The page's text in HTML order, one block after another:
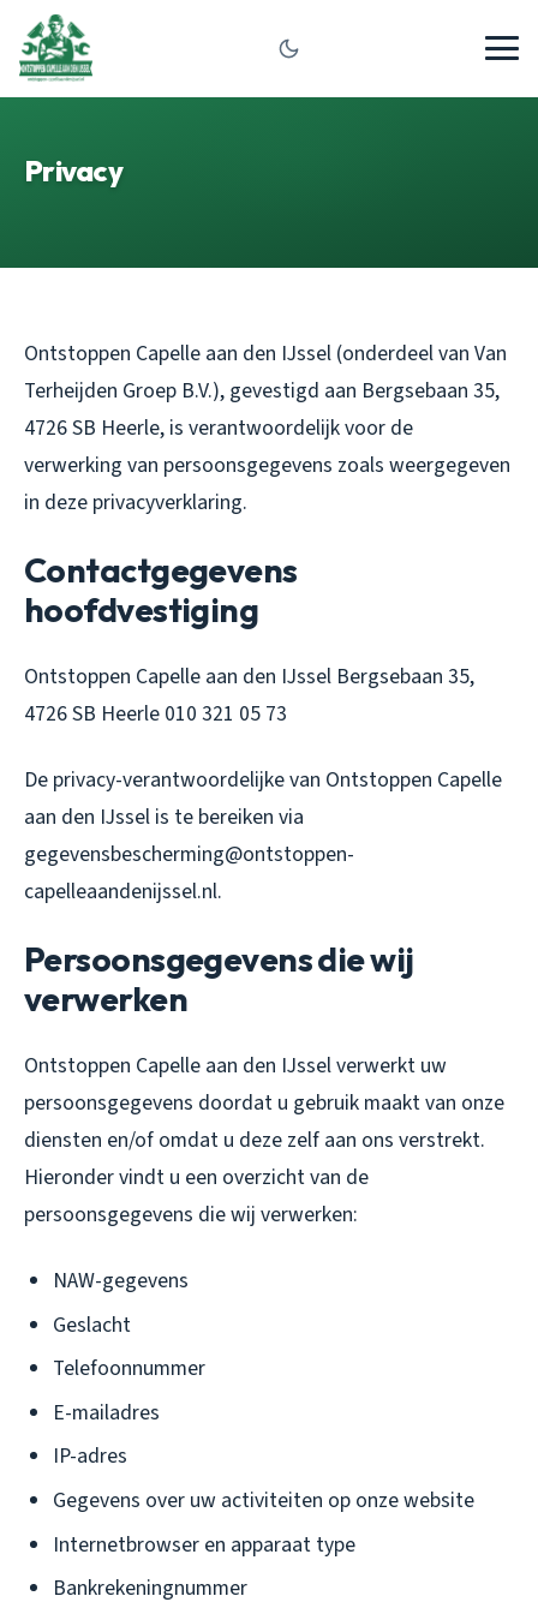
Privacy
Ontstoppen Capelle aan den IJssel (onderdeel van Van
Terheijden Groep B.V.), gevestigd aan Bergsebaan 35,
4726 SB Heerle, is verantwoordelijk voor de
verwerking van persoonsgegevens zoals weergegeven
in deze privacyverklaring.
Contactgegevens
hoofdvestiging
Ontstoppen Capelle aan den IJssel Bergsebaan 35,
4726 SB Heerle 010 321 05 73
De privacy-verantwoordelijke van Ontstoppen Capelle
aan den IJssel is te bereiken via
gegevensbescherming@ontstoppen-
capelleaandenijssel.nl.
Persoonsgegevens die wij
verwerken
Ontstoppen Capelle aan den IJssel verwerkt uw
persoonsgegevens doordat u gebruik maakt van onze
diensten en/of omdat u deze zelf aan ons verstrekt.
Hieronder vindt u een overzicht van de
persoonsgegevens die wij verwerken:
NAW-gegevens
Geslacht
Telefoonnummer
E-mailadres
IP-adres
Gegevens over uw activiteiten op onze website
Internetbrowser en apparaat type
Bankrekeningnummer